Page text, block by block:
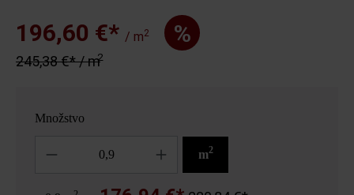
196,60 €* / m2 %
245,38 €* / m2
Množstvo
m2